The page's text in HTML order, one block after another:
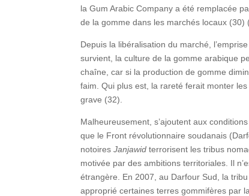
la Gum Arabic Company a été remplacée
de la gomme dans les marchés locaux (30)
Depuis la libéralisation du marché,
survient, la culture de la gomme arabique
chaîne, car si la production de gomme
faim. Qui plus est, la rareté ferait monter
grave (32).
Malheureusement, s’ajoutent aux
que le Front révolutionnaire soudanais
notoiresJanjawid terrorisent les tribus
motivée par des ambitions territoriales. Il
étrangère. En 2007, au Darfour Sud, la
approprié certaines terres gommifères par